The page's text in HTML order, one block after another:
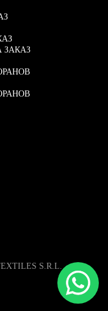
ЗАКАЗ
S.R.L.